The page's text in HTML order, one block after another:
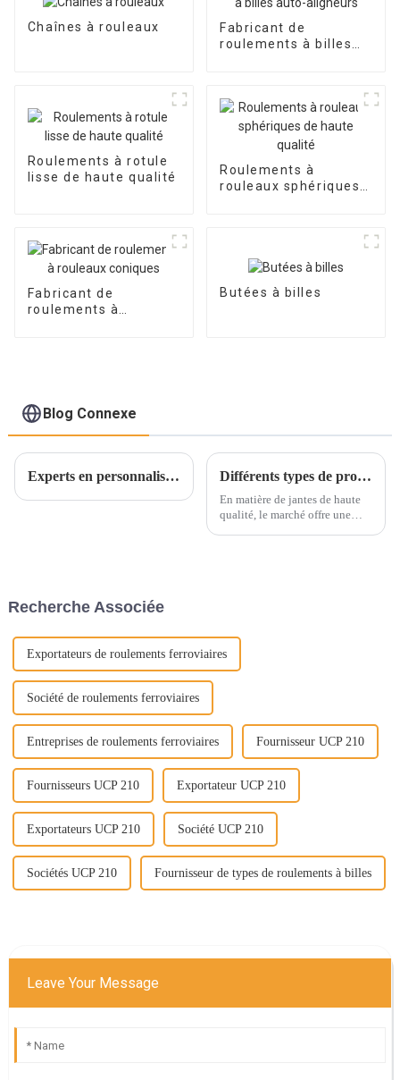
Chaînes à rouleaux
Fabricant de
roulements à billes
Roulements à rotule
lisse de haute qualité
Roulements à
rouleaux sphériques
Fabricant de
roulements à
Butées à billes
Blog Connexe
Experts en personnalisation de bagues de roulement : fabrication et support pour répondre à vos besoins uniques Différents types de produits de moyeux de roue pour automobiles
En matière de jantes de haute
qualité, le marché offre une
Recherche Associée
Exportateurs de roulements ferroviaires
Société de roulements ferroviaires
Entreprises de roulements ferroviaires Fournisseur UCP 210
Fournisseurs UCP 210 Exportateur UCP 210
Exportateurs UCP 210 Société UCP 210
Sociétés UCP 210 Fournisseur de types de roulements à billes
Leave Your Message